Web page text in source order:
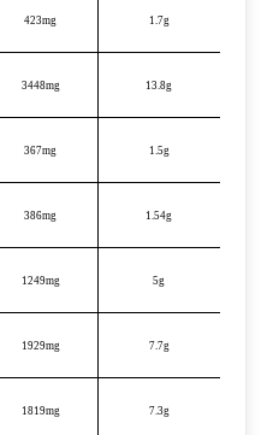
423mg 1.7g
3448mg 13.8g
367mg 1.5g
386mg 1.54g
1249mg 5g
1929mg 7.7g
1819mg 7.3g